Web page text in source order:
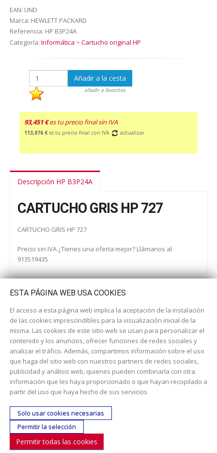
EAN: UND
Marca: HEWLETT PACKARD
Referencia: HP B3P24A
Categoría: Informática > Cartucho original HP
Añadir a la cesta
añadir a favoritos
93,451 € es tu precio final sin IVA
113,076 € es tu precio final con IVA actualizar
Descripción HP B3P24A
CARTUCHO GRIS HP 727
CARTUCHO GRIS HP 727
Precio sin IVA ¿Tienes una oferta mejor? Llámanos al
913519435
Dirección:c/ Cercedilla nº 14, 28925 Alcorcón
Email:contacta aquí
Teléfono:913519435
SÍGUENOS
ESTA PÁGINA WEB USA COOKIES
El acceso a esta página web implica la aceptación de la instalación
de las cookies imprescindibles para la visualización inicial de la
misma. Las cookies de este sitio web se usan para personalizar el
contenido y los anuncios, ofrecer funciones de redes sociales y
analizar el tráfico. Además, compartimos información sobre el uso
que haga del sitio web con nuestros partners de redes sociales,
publicidad y análisis web, quienes pueden combinarla con otra
información que les haya proporcionado o que hayan recopilado a
partir del uso que haya hecho de sus servicios
Solo usar cookies necesarias
Permitir la selección
Permitir todas las cookies